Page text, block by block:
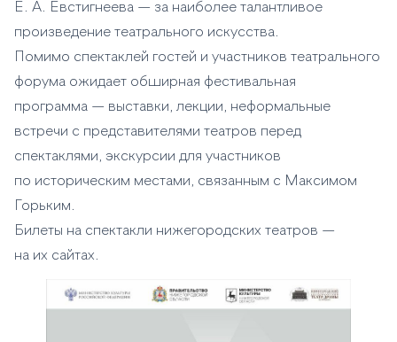
Е. А. Евстигнеева — за наиболее талантливое
произведение театрального искусства.
Помимо спектаклей гостей и участников театрального
форума ожидает обширная фестивальная
программа — выставки, лекции, неформальные
встречи с представителями театров перед
спектаклями, экскурсии для участников
по историческим местами, связанным с Максимом
Горьким.
Билеты на спектакли нижегородских театров —
на их сайтах.